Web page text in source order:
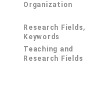
Organization
Research Fields,
Keywords
Teaching and
Research Fields